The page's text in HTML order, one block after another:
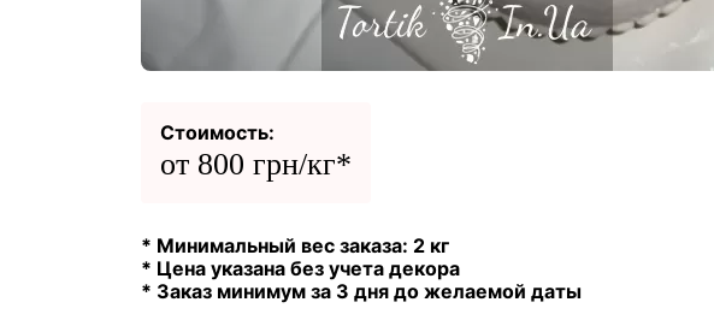
Стоимость:
от 800 грн/кг*
* Минимальный вес заказа: 2 кг
* Цена указана без учета декора
* Заказ минимум за 3 дня до желаемой даты